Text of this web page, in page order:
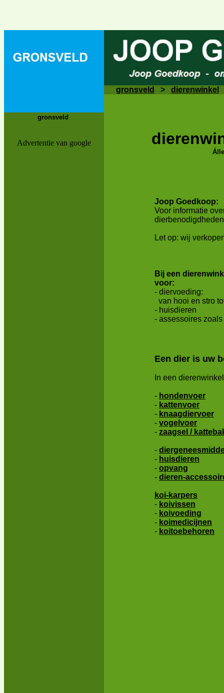
gronsveld
Advertentie van google
gronsveld > dierenwinkel
Joop Goedkoop:
Voor informatie
Let op: wij
Bij een
voor:
- diervoeding:
van hooi en stro
- huisdieren
- assessoires
Een dier is uw
In een
- hondenvoer
- kattenvoer
- knaagdiervoer
- vogelvoer
- zaagsel /
-
- huisdieren
- opvang
- dieren-
koi-karpers
- koivissen
- koivoeding
- koimedicijnen
- koitoebehoren